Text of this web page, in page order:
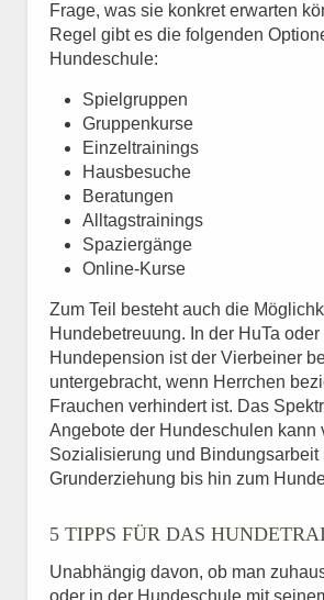
Frage, was sie konkret erwarten
Regel gibt es die folgenden
Hundeschule:
Spielgruppen
Gruppenkurse
Einzeltrainings
Hausbesuche
Beratungen
Alltagstrainings
Spaziergänge
Online-Kurse
Zum Teil besteht auch die
Hundebetreuung. In der HuTa
Hundepension ist der Vierbeiner
untergebracht, wenn Herrchen
Frauchen verhindert ist. Das
Angebote der Hundeschulen kann
Sozialisierung und Bindungsarbeit
Grunderziehung bis hin zum
5 TIPPS FÜR DAS
Unabhängig davon, ob man